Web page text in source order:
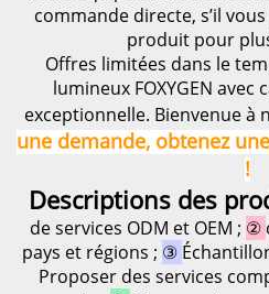
commande directe, s’il
produit pour
Offres limitées dans le
lumineux FOXYGEN
exceptionnelle. Bienvenue à
une demande, obtenez
!
Descriptions des
de services ODM et OEM ; ②
pays et régions ; ③
Proposer des services